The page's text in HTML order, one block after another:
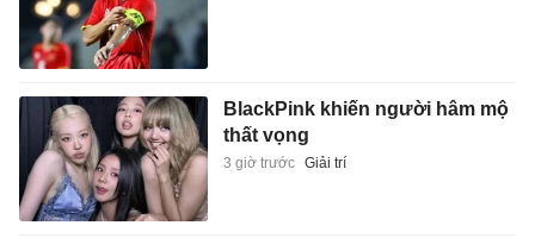
BlackPink khiến người hâm mộ
thất vọng
3 giờ trước Giải trí